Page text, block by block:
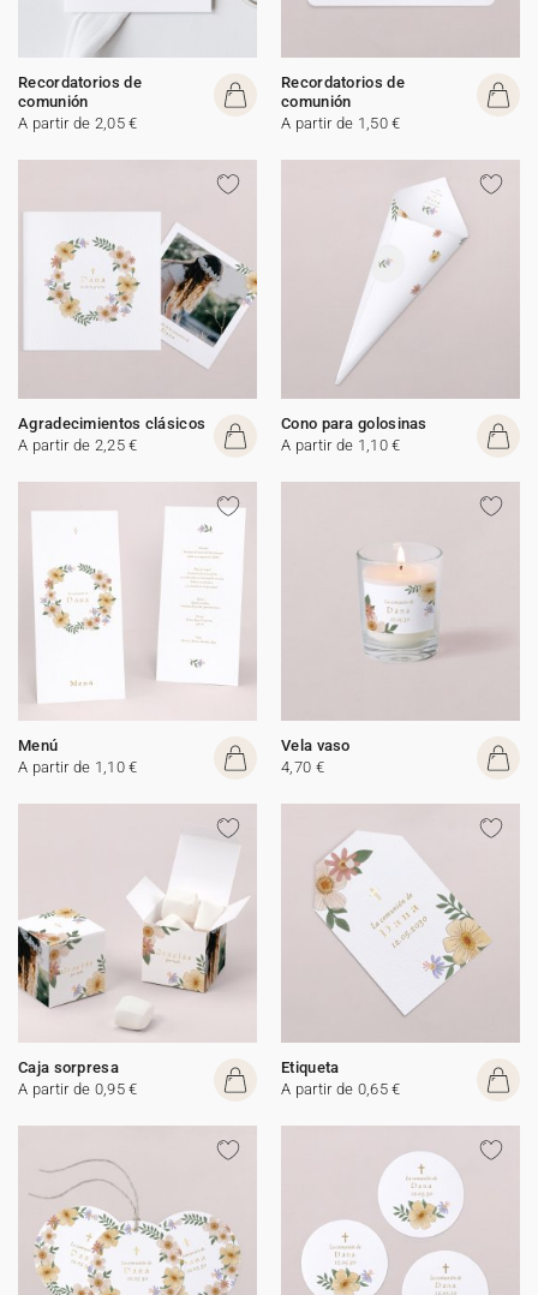
Recordatorios de
comunión
A partir de 2,05 €
Recordatorios de
comunión
A partir de 1,50 €
Agradecimientos clásicos
A partir de 2,25 €
Cono para golosinas
A partir de 1,10 €
Menú
A partir de 1,10 €
Vela vaso
4,70 €
Caja sorpresa
A partir de 0,95 €
Etiqueta
A partir de 0,65 €